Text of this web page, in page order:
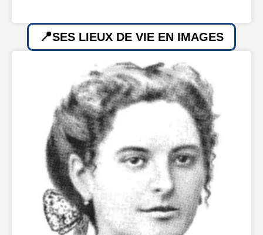
SES LIEUX DE VIE EN IMAGES